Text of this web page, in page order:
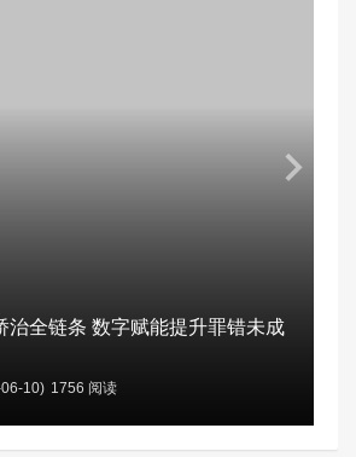
治全链条 数字赋能提升罪错未成
10) 1756 阅读